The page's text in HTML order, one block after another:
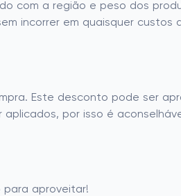
com a região e peso dos
incorrer em quaisquer custos
Este desconto pode ser
por isso é
para aproveitar!